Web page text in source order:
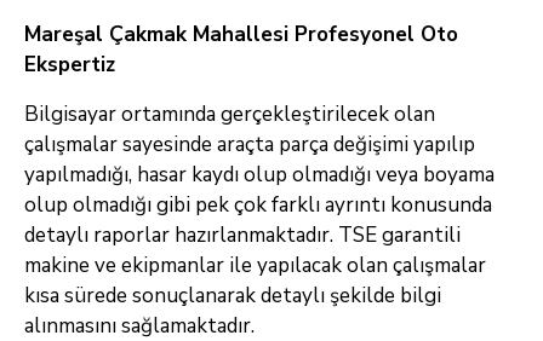
Mareşal Çakmak Mahallesi Profesyonel Oto
Ekspertiz
Bilgisayar ortamında gerçekleştirilecek olan
çalışmalar sayesinde araçta parça değişimi yapılıp
yapılmadığı, hasar kaydı olup olmadığı veya boyama
olup olmadığı gibi pek çok farklı ayrıntı konusunda
detaylı raporlar hazırlanmaktadır. TSE garantili
makine ve ekipmanlar ile yapılacak olan çalışmalar
kısa sürede sonuçlanarak detaylı şekilde bilgi
alınmasını sağlamaktadır.